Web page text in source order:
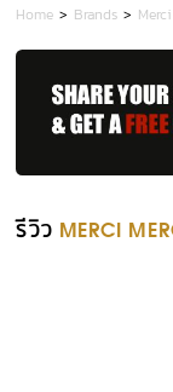
Home > Brands > Merci
รีวิว MERCI